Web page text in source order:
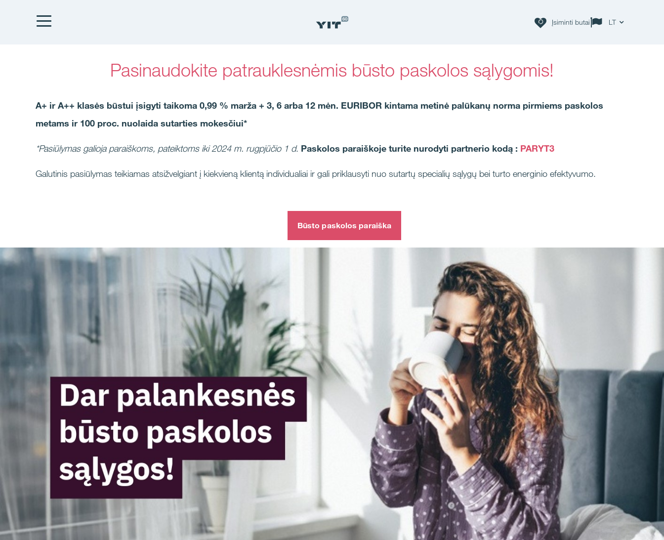
Įsiminti butai LT
Pasinaudokite patrauklesnėmis būsto paskolos sąlygomis!
A+ ir A++ klasės būstui įsigyti taikoma 0,99 % marža + 3, 6 arba 12 mėn. EURIBOR kintama metinė palūkanų norma pirmiems paskolos
metams ir 100 proc. nuolaida sutarties mokesčiui*
*Pasiūlymas galioja paraiškoms, pateiktoms iki 2024 m. rugpjūčio 1 d. Paskolos paraiškoje turite nurodyti partnerio kodą : PARYT3
Galutinis pasiūlymas teikiamas atsižvelgiant į kiekvieną klientą individualiai ir gali priklausyti nuo sutartų specialių sąlygų bei turto energinio efektyvumo.
Būsto paskolos paraiška